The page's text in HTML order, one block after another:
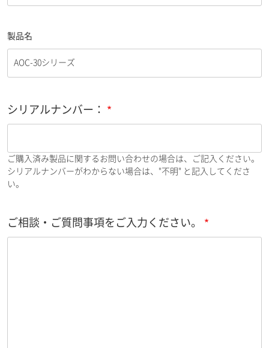
製品名
シリアルナンバー：
ご購入済み製品に関するお問い合わせの場合は、ご記入ください。
シリアルナンバーがわからない場合は、"不明" と記入してくださ
い。
ご相談・ご質問事項をご入力ください。